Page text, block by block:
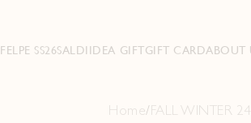
FELPE SS26SALDI IDEA GIFTGIFT CARDABOUT
Home FALL WINTER